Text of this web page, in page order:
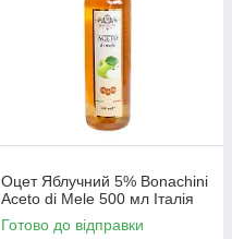
Оцет Яблучний 5% Bonachini
Aceto di Mele 500 мл Італія
Готово до відправки